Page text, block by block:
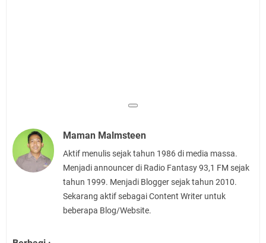
Maman Malmsteen
Aktif menulis sejak tahun 1986 di media massa.
Menjadi announcer di Radio Fantasy 93,1 FM sejak
tahun 1999. Menjadi Blogger sejak tahun 2010.
Sekarang aktif sebagai Content Writer untuk
beberapa Blog/Website.